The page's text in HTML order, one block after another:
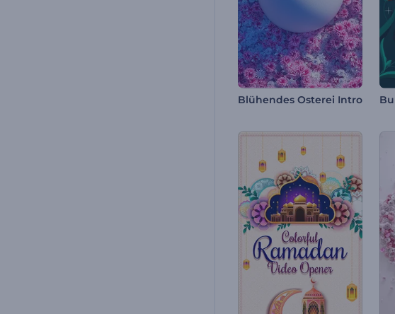
Blühendes Osterei Intro